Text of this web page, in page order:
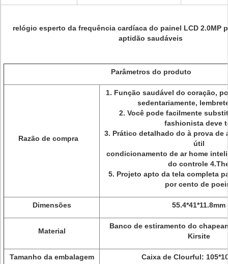
relógio esperto da frequência cardíaca do painel LCD 2.0MP
aptidão saudáveis
Parâmetros do produto
Razão de compra
1. Função saudável do coração,
sedentariamente,
2. Você pode facilmente
fashionista deve
3. Prático detalhado do à prova de
útil
condicionamento de ar home
do controle
5. Projeto apto da tela completa
por cento de
Dimensões 55.4*41*11.8mm
Material
Banco de estiramento do
Kirsite
Tamanho da embalagem Caixa de Clourful: